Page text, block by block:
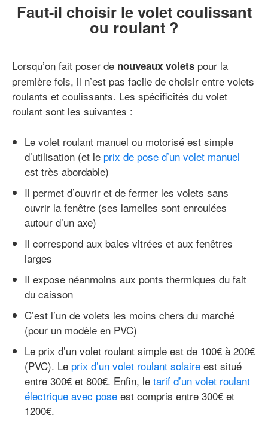
Faut-il choisir le volet coulissant
ou roulant ?
Lorsqu’on fait poser de nouveaux volets pour la
première fois, il n’est pas facile de choisir entre volets
roulants et coulissants. Les spécificités du volet
roulant sont les suivantes :
Le volet roulant manuel ou motorisé est simple
d’utilisation (et le prix de pose d’un volet manuel
est très abordable)
Il permet d’ouvrir et de fermer les volets sans
ouvrir la fenêtre (ses lamelles sont enroulées
autour d’un axe)
Il correspond aux baies vitrées et aux fenêtres
larges
Il expose néanmoins aux ponts thermiques du fait
du caisson
C’est l’un de volets les moins chers du marché
(pour un modèle en PVC)
Le prix d’un volet roulant simple est de 100€ à 200€
(PVC). Le prix d’un volet roulant solaire est situé
entre 300€ et 800€. Enfin, le tarif d’un volet roulant
électrique avec pose est compris entre 300€ et
1200€.